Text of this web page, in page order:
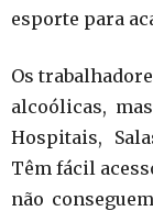
esporte para
Os
alcoólicas,
Hospitais,
Têm fácil
não